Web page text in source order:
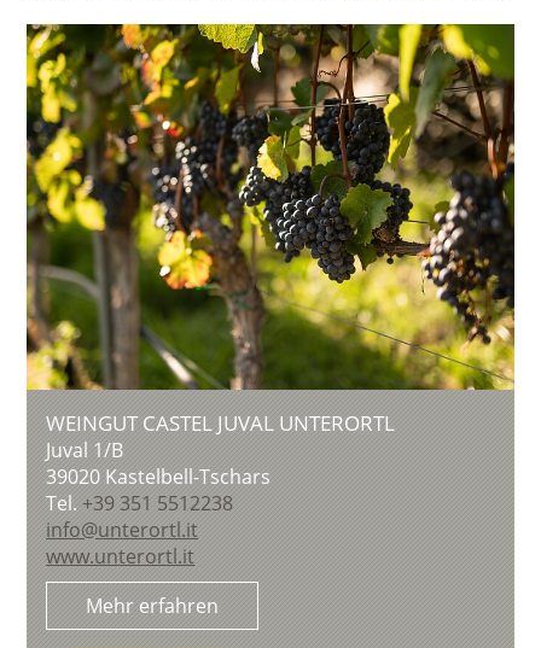
WEINGUT CASTEL JUVAL UNTERORTL
Juval 1/B
39020 Kastelbell-Tschars
Tel.+39 351 5512238
info@unterortl.it
www.unterortl.it
Mehr erfahren